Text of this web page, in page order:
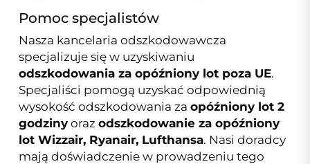
Pomoc specjalistów
Nasza kancelaria odszkodowawcza
specjalizuje się w uzyskiwaniu
odszkodowania za opóźniony lot poza UE.
Specjaliści pomogą uzyskać odpowiednią
wysokość odszkodowania za opóźniony lot 2
godzinyoraz odszkodowanie za opóźniony
lot Wizzair, Ryanair, Lufthansa. Nasi doradcy
mają doświadczenie w prowadzeniu tego